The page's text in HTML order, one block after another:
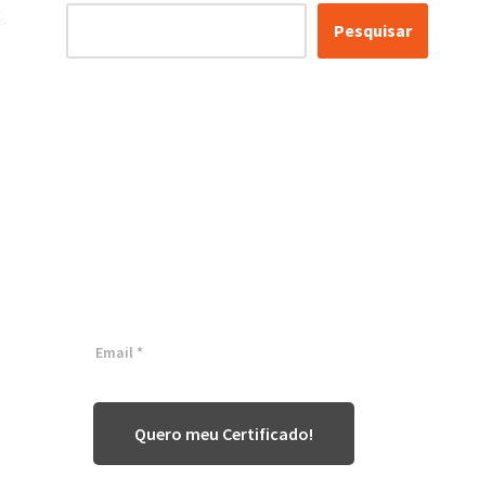
Pesquisar
Quero meu Certificado!